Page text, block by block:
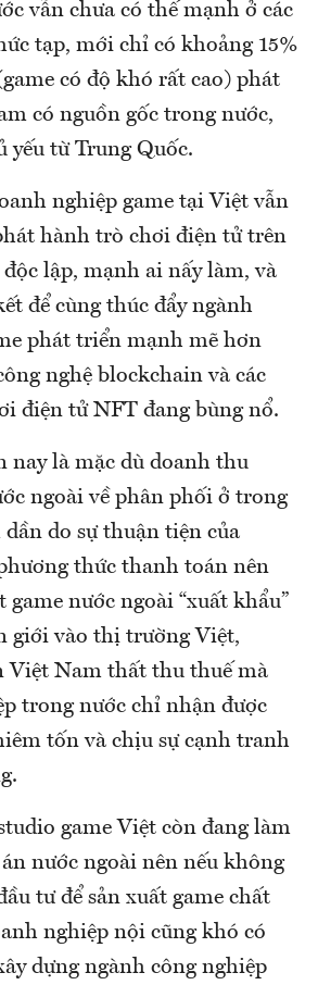
vẫn chưa có thế mạnh ở các
tạp, mới chỉ có khoảng 15%
có độ khó rất cao) phát
có nguồn gốc trong nước,
yếu từ Trung Quốc.
nghiệp game tại Việt vẫn
hành trò chơi điện tử trên
lập, mạnh ai nấy làm, và
để cùng thúc đẩy ngành
phát triển mạnh mẽ hơn
nghệ blockchain và các
điện tử NFT đang bùng nổ.
nay là mặc dù doanh thu
ngoài về phân phối ở trong
do sự thuận tiện của
thức thanh toán nên
game nước ngoài “xuất khẩu”
giới vào thị trường Việt,
Việt Nam thất thu thuế mà
trong nước chỉ nhận được
tốn và chịu sự cạnh tranh
game Việt còn đang làm
nước ngoài nên nếu không
tư để sản xuất game chất
nghiệp nội cũng khó có
dựng ngành công nghiệp